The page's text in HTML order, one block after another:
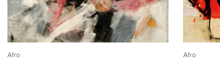
Afro Afro